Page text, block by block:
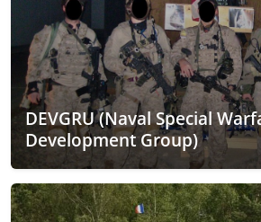
DEVGRU (Naval Special
Development Group)